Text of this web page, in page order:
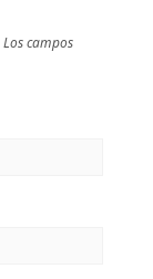
Los campos